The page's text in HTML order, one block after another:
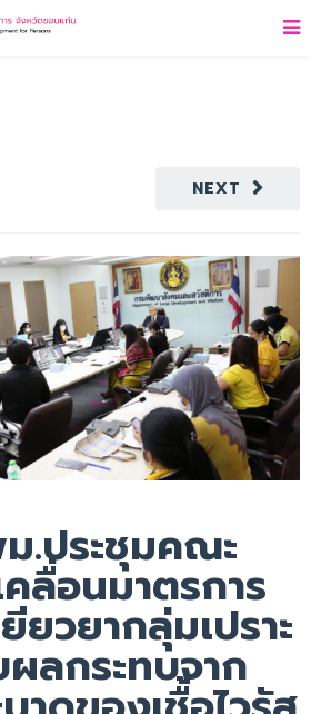
NEXT
.ประชุมคณะ
ลื่อนมาตรการ
ยวยากลุ่มเปราะ
ลกระทบจาก